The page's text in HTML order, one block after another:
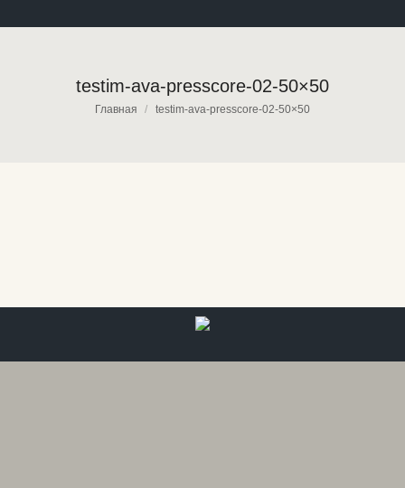
testim-ava-presscore-02-50×50
Вы здесь:
Главная testim-ava-presscore-02-50×50